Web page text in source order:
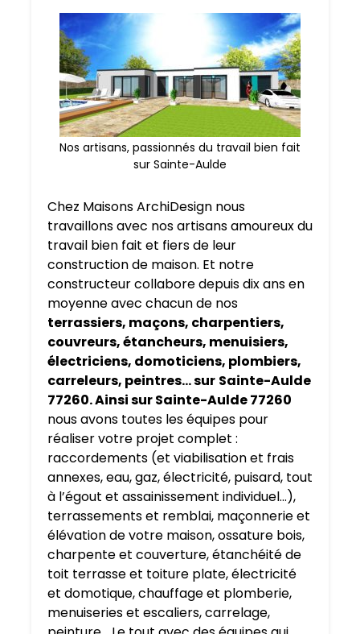
Nos artisans, passionnés du travail bien fait
sur Sainte-Aulde
Chez Maisons ArchiDesign nous
travaillons avec nos artisans amoureux du
travail bien fait et fiers de leur
construction de maison. Et notre
constructeur collabore depuis dix ans en
moyenne avec chacun de nos
terrassiers, maçons, charpentiers,
couvreurs, étancheurs, menuisiers,
électriciens, domoticiens, plombiers,
carreleurs, peintres… sur Sainte-Aulde
77260. Ainsi sur Sainte-Aulde 77260
nous avons toutes les équipes pour
réaliser votre projet complet :
raccordements (et viabilisation et frais
annexes, eau, gaz, électricité, puisard, tout
à l’égout et assainissement individuel…),
terrassements et remblai, maçonnerie et
élévation de votre maison, ossature bois,
charpente et couverture, étanchéité de
toit terrasse et toiture plate, électricité
et domotique, chauffage et plomberie,
menuiseries et escaliers, carrelage,